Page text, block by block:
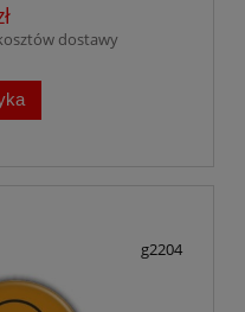
dostawy
g2204